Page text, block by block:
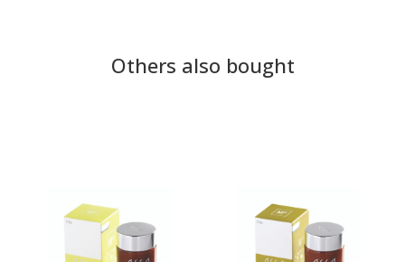
Others also bought